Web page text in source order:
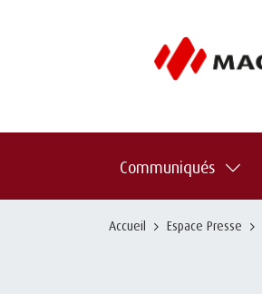
Communiqués
Accueil Espace Presse